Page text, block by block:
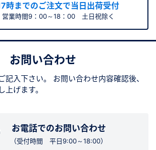
時までのご注文で当日出荷受付
営業時間9：00～18：00 土日祝除く
お問い合わせ
記入下さい。
お問い合わせ内容確認後、
げます。
お電話でのお問い合わせ
（受付時間 平日9:00～18:00）